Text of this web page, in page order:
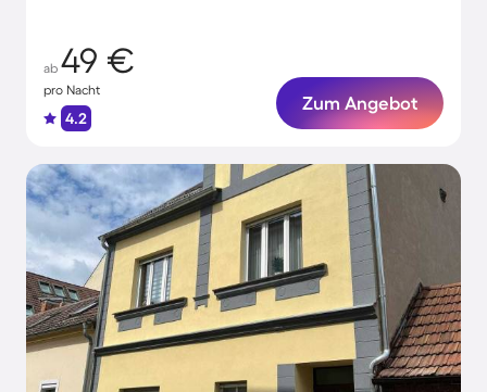
ab 49 €
pro Nacht
4.2
Zum Angebot